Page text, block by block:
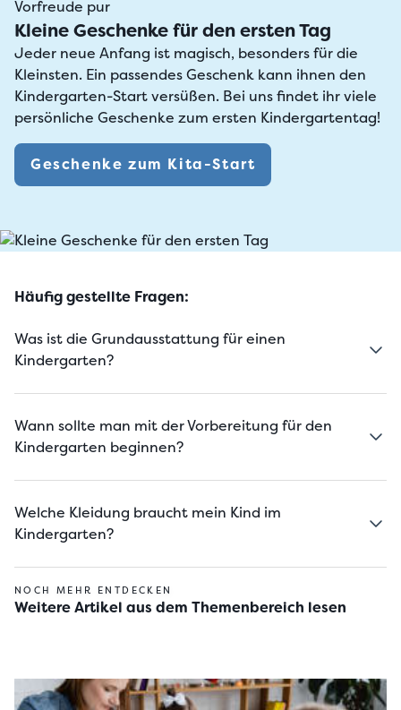
Vorfreude pur
Kleine Geschenke für den ersten Tag
Jeder neue Anfang ist magisch, besonders für die
Kleinsten. Ein passendes Geschenk kann ihnen den
Kindergarten-Start versüßen. Bei uns findet ihr viele
persönliche Geschenke zum ersten Kindergartentag!
Geschenke zum Kita-Start
Häufig gestellte Fragen:
Was ist die Grundausstattung für einen
Kindergarten?
Wann sollte man mit der Vorbereitung für den
Kindergarten beginnen?
Welche Kleidung braucht mein Kind im
Kindergarten?
NOCH MEHR ENTDECKEN
Weitere Artikel aus dem Themenbereich lesen